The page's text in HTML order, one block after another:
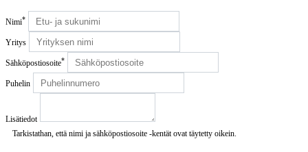
Nimi*
Yritys
Sähköpostiosoite*
Puhelin
Lisätiedot
Tarkistathan, että nimi ja sähköpostiosoite -kentät ovat täytetty oikein.